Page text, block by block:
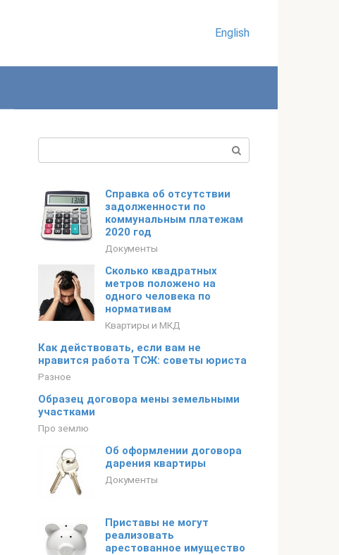
English
Справка об отсутствии
задолженности по
коммунальным платежам
2020 год
Документы
Сколько квадратных
метров положено на
одного человека по
нормативам
Квартиры и МКД
Как действовать, если вам не
нравится работа ТСЖ: советы юриста
Разное
Образец договора мены земельными
участками
Про землю
Об оформлении договора
дарения квартиры
Документы
Приставы не могут
реализовать
арестованное имущество